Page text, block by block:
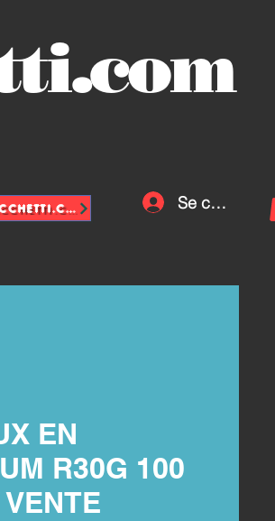
INFO@VASCHETTE-SACCHETTI.COM Se connecter
EN
R30G 100